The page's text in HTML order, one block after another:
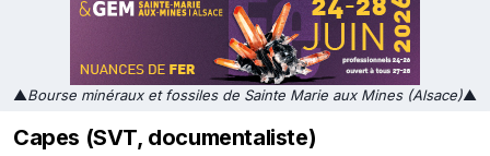
▲Bourse minéraux et fossiles de Sainte Marie aux Mines (Alsace)▲
Capes (SVT, documentaliste)